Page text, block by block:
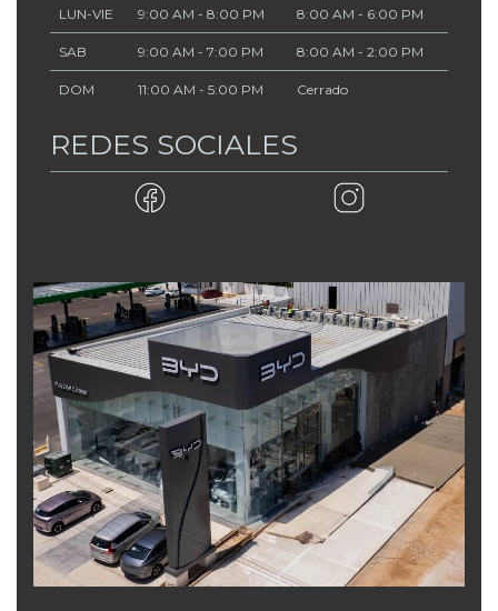
LUN-VIE 9:00 AM - 8:00 PM 8:00 AM - 6:00 PM
SAB 9:00 AM - 7:00 PM 8:00 AM - 2:00 PM
DOM 11:00 AM - 5:00 PM Cerrado
REDES SOCIALES